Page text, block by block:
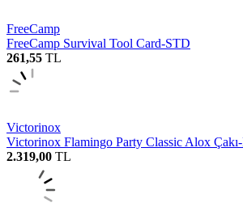
FreeCamp
FreeCamp Survival Tool Card-STD
261,55 TL
Victorinox
Victorinox Flamingo Party Classic Alox
2.319,00 TL